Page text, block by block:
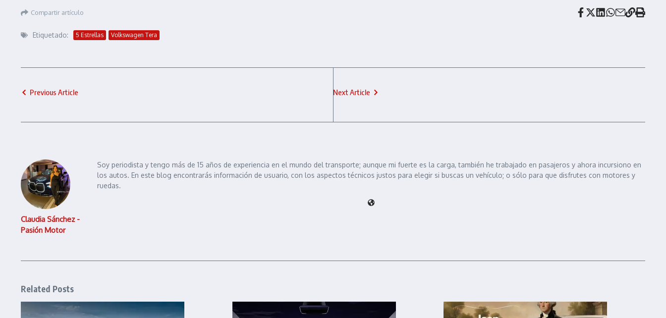
Compartir artículo
Etiquetado: 5 Estrellas Volkswagen Tera
Previous Article Next Article
Claudia Sánchez -
Pasión Motor
Soy periodista y tengo más de 15 años de experiencia en el mundo del transporte; aunque mi fuerte es la carga, también he trabajado en pasajeros y ahora incursiono en
los autos. En este blog encontrarás información de usuario, con los aspectos técnicos justos para elegir si buscas un vehículo; o sólo para que disfrutes con motores y
ruedas.
Related Posts